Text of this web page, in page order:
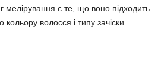
мелірування є те, що воно підходить
волосся і типу зачіски.